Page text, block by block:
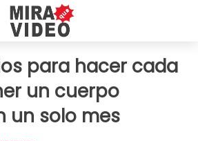
para hacer cada
un cuerpo
un solo mes